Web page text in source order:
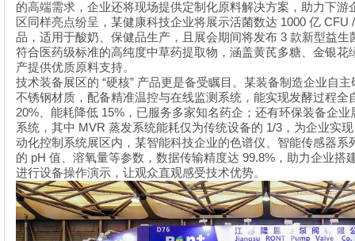
的高端需求，企业还将现场提供定制化原料解决方案，助力下游
区同样亮点纷呈，某健康科技企业将展示活菌数达 1000 亿 CFU
品，适用于酸奶、保健品生产，且展会期间将发布 3 款新型益生
符合医药级标准的高纯度中草药提取物，涵盖黄芪多糖、金银花
产提供优质原料支持。
技术装备展区的 “硬核” 产品更是备受瞩目。某装备制造企业自
不锈钢材质，配备精准温控与在线监测系统，能实现发酵过程全
20%、能耗降低 15%，已服务多家知名药企；还有环保装备企
系统，其中 MVR 蒸发系统能耗仅为传统设备的 1/3，为企业实
动化控制系统展区内，某智能科技企业的色谱仪、智能传感器系
的 pH 值、溶氧量等参数，数据传输精度达 99.8%，助力企业搭
进行设备操作演示，让观众直观感受技术优势。